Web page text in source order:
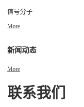
信号分子
More
新闻动态
More
联系我们